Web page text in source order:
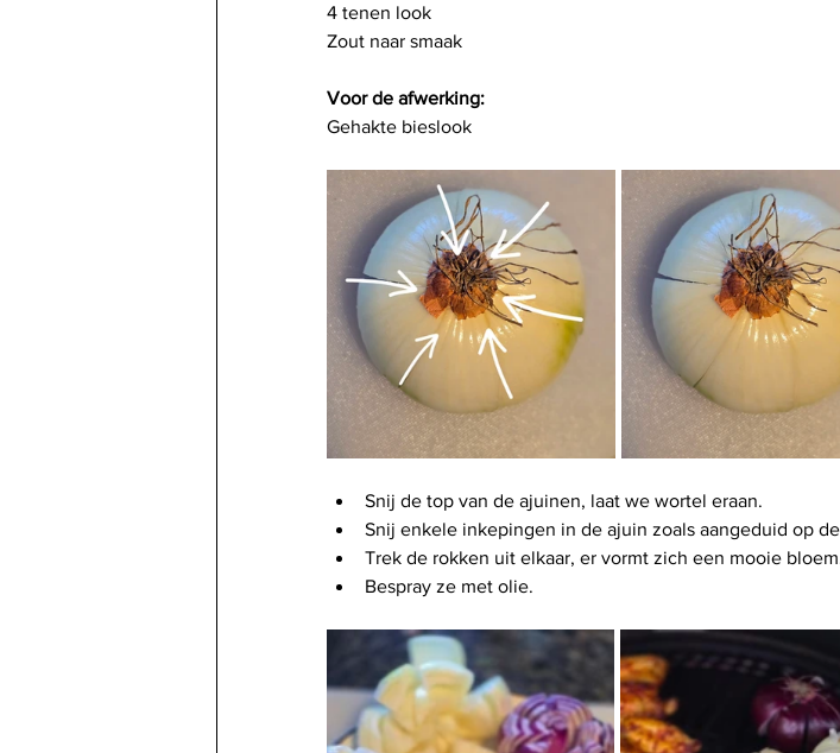
4 tenen look
Zout naar smaak
Voor de afwerking:
Gehakte bieslook
Snij de top van de ajuinen, laat we wortel eraan.
Snij enkele inkepingen in de ajuin zoals aangeduid op
Trek de rokken uit elkaar, er vormt zich een mooie
Bespray ze met olie.